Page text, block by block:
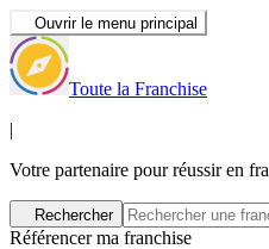
Ouvrir le menu principal
Toute la Franchise
|
Votre partenaire pour réussir en
Rechercher
Référencer ma franchise